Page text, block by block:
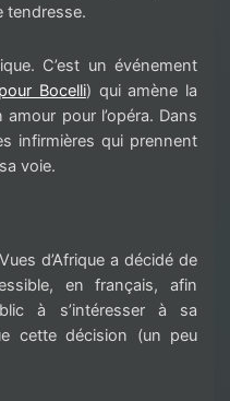
tendresse.
C’est un événement
Bocelli) qui amène la
pour l’opéra. Dans
infirmières qui prennent
voie.
d’Afrique a décidé de
en français, afin
à s’intéresser à sa
cette décision (un peu